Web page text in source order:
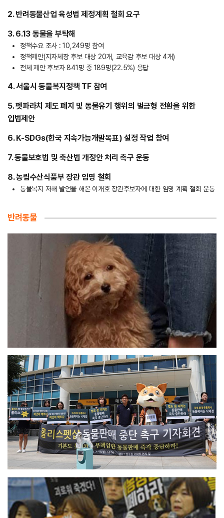
2. 반려동물산업 육성법 제정계획 철회 요구
3. 6.13 동물을 부탁해
정책수요 조사 : 10,249명 참여
정책제안(지자체장 후보 대상 20개, 교육감 후보 대상 4개)
전체 제안 후보자 841명 중 189명(22.5%) 응답
4. 서울시 동물복지정책 TF 참여
5. 펫파라치 제도 폐지 및 동물유기 행위의 벌금형 전환을 위한
입법제안
6. K-SDGs(한국 지속가능개발목표) 설정 작업 참여
7. 동물보호법 및 축산법 개정안 처리 촉구 운동
8. 농림수산식품부 장관 임명 철회
동물복지 저해 발언을 해온 이개호 장관후보자에 대한 임명 계획 철회 운동
반려동물